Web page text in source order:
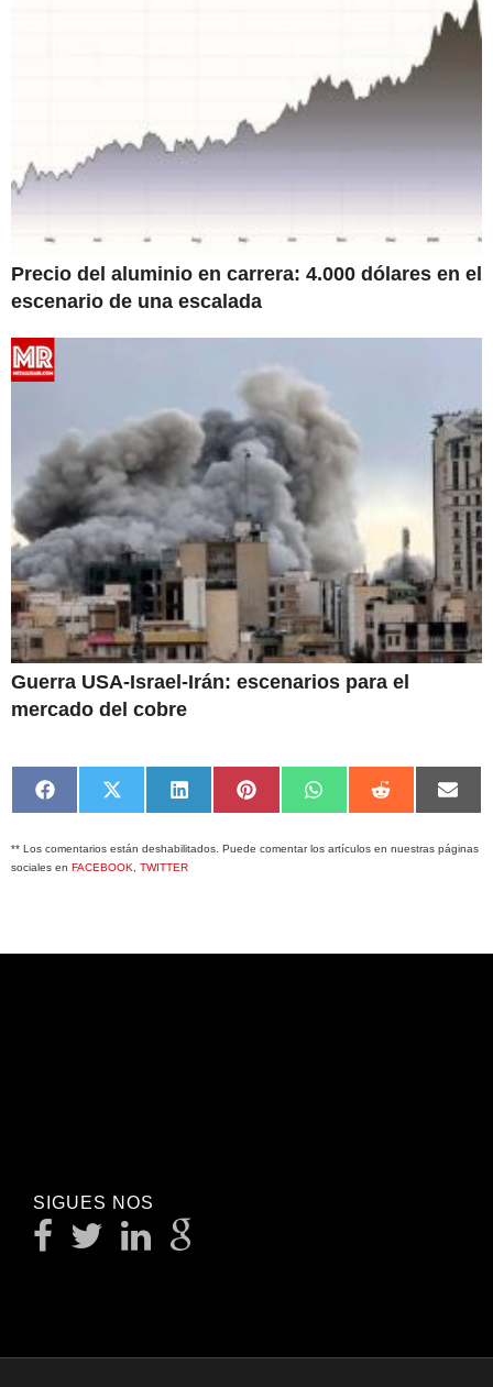
Precio del aluminio en carrera: 4.000 dólares en el
escenario de una escalada
Guerra USA-Israel-Irán: escenarios para el
mercado del cobre
Compartir
Facebook
Compartir
X
(Twitter)
Compartir
LinkedIn
Compartir
Pinterest
Compartir
WhatsApp
Compartir
Reddit
** Los comentarios están deshabilitados. Puede comentar los artículos en nuestras páginas
sociales en FACEBOOK, TWITTER
SIGUES NOS